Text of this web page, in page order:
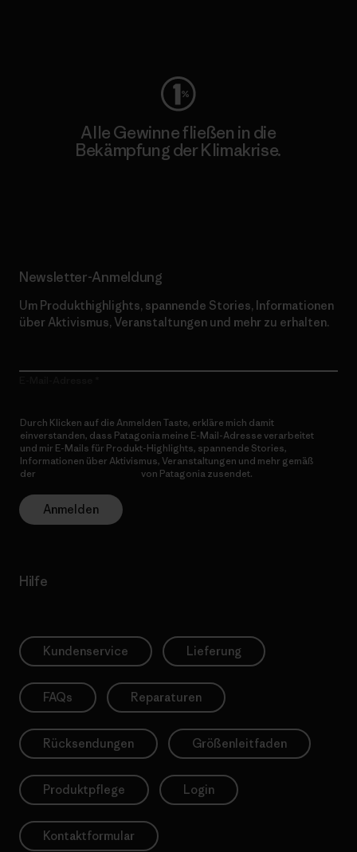
Alle Gewinne fließen in die
Bekämpfung der Klimakrise.
Newsletter-Anmeldung
Um Produkthighlights, spannende Stories, Informationen
über Aktivismus, Veranstaltungen und mehr zu erhalten.
Durch Klicken auf die Anmelden Taste, erkläre mich damit
einverstanden, dass Patagonia meine E-Mail-Adresse verarbeitet
und mir E-Mails für Produkt-Highlights, spannende Stories,
Informationen über Aktivismus, Veranstaltungen und mehr gemäß
der
von Patagonia zusendet.
Anmelden
Hilfe
Kundenservice Lieferung
FAQs Reparaturen
Rücksendungen Größenleitfaden
Produktpflege Login
Kontaktformular